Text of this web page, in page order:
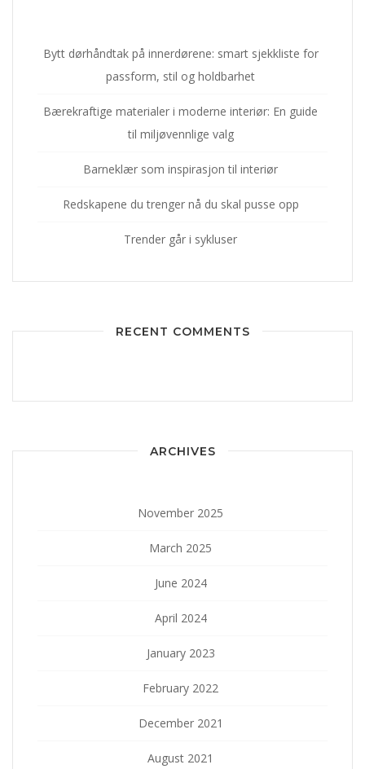
Bytt dørhåndtak på innerdørene: smart sjekkliste for
passform, stil og holdbarhet
Bærekraftige materialer i moderne interiør: En guide
til miljøvennlige valg
Barneklær som inspirasjon til interiør
Redskapene du trenger nå du skal pusse opp
Trender går i sykluser
RECENT COMMENTS
ARCHIVES
November 2025
March 2025
June 2024
April 2024
January 2023
February 2022
December 2021
August 2021